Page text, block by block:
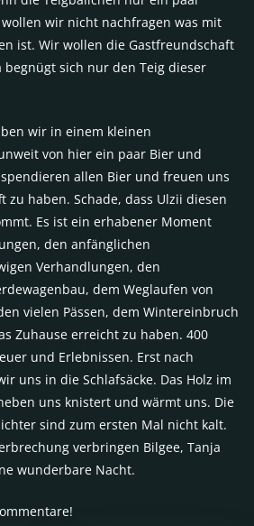
wir nicht nachfragen was mit
ist. Wir wollen die Gastfreundschaft
sich nur den Teig dieser
wir in einem kleinen
von hier ein paar Bier und
allen Bier und freuen uns
zu haben. Schade, dass Ulzii diesen
Es ist ein erhabener Moment
den anfänglichen
Verhandlungen, den
dem Weglaufen von
vielen Pässen, dem Wintereinbruch
Zuhause erreicht zu haben. 400
und Erlebnissen. Erst nach
uns in die Schlafsäcke. Das Holz im
uns knistert und wärmt uns. Die
sind zum ersten Mal nicht kalt.
verbringen Bilgee, Tanja
wunderbare Nacht.